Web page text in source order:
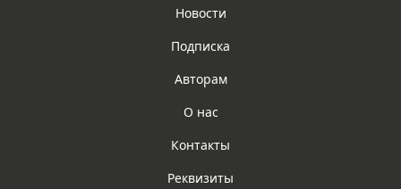
Новости
Подписка
Авторам
О нас
Контакты
Реквизиты